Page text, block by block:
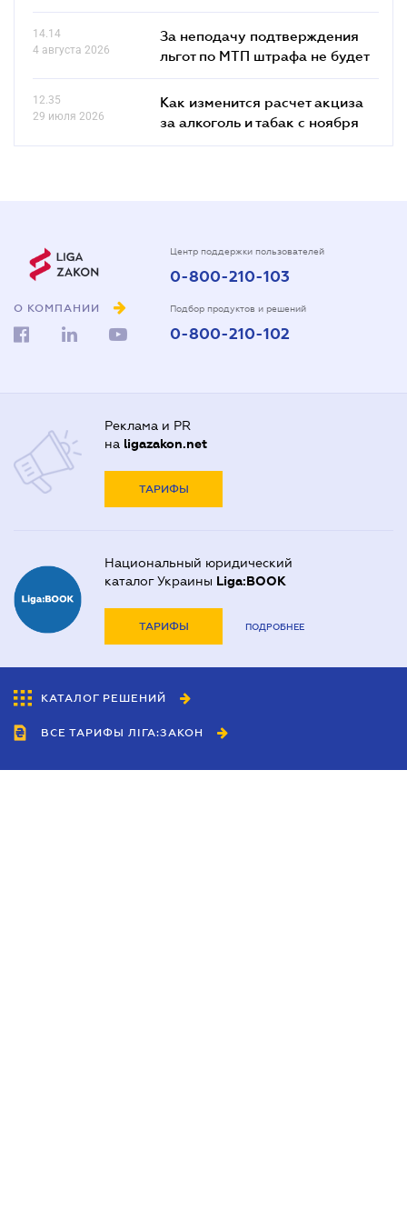
14.14
4 августа 2026
За неподачу подтверждения
льгот по МТП штрафа не будет
12.35
29 июля 2026
Как изменится расчет акциза
за алкоголь и табак с ноября
О КОМПАНИИ
Центр поддержки пользователей
0-800-210-103
Подбор продуктов и решений
0-800-210-102
Реклама и PR
на ligazakon.net
ТАРИФЫ
Национальный юридический
каталог Украины Liga:BOOK
ТАРИФЫ ПОДРОБНЕЕ
КАТАЛОГ РЕШЕНИЙ
ВСЕ ТАРИФЫ ЛІГА:ЗАКОН